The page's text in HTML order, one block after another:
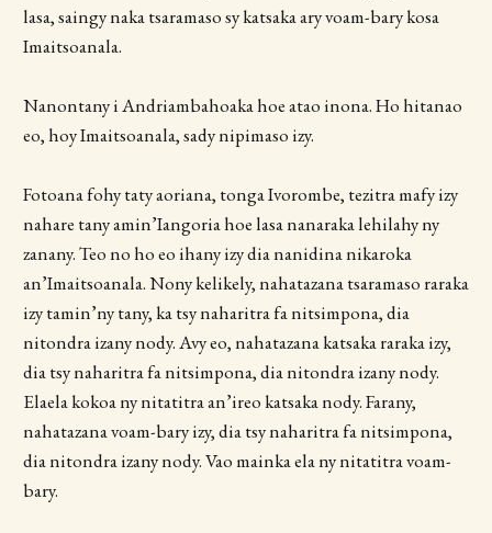
lasa, saingy naka tsaramaso sy katsaka ary voam-bary kosa
Imaitsoanala.
Nanontany i Andriambahoaka hoe atao inona. Ho hitanao
eo, hoy Imaitsoanala, sady nipimaso izy.
Fotoana fohy taty aoriana, tonga Ivorombe, tezitra mafy izy
nahare tany amin’Iangoria hoe lasa nanaraka lehilahy ny
zanany. Teo no ho eo ihany izy dia nanidina nikaroka
an’Imaitsoanala. Nony kelikely, nahatazana tsaramaso raraka
izy tamin’ny tany, ka tsy naharitra fa nitsimpona, dia
nitondra izany nody. Avy eo, nahatazana katsaka raraka izy,
dia tsy naharitra fa nitsimpona, dia nitondra izany nody.
Elaela kokoa ny nitatitra an’ireo katsaka nody. Farany,
nahatazana voam-bary izy, dia tsy naharitra fa nitsimpona,
dia nitondra izany nody. Vao mainka ela ny nitatitra voam-
bary.